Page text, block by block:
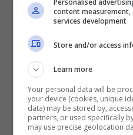
sviluppo in tempi più
principio alcuni
materiali non idonei e
sufficientemente di
generica cattiva
tecnologia,
Personalised
content measurement,
services development
Store and/or access
Learn more
Your personal data will be
your device (cookies, unique
data) may be stored by,
partners, or used specifically
may use precise geolocation